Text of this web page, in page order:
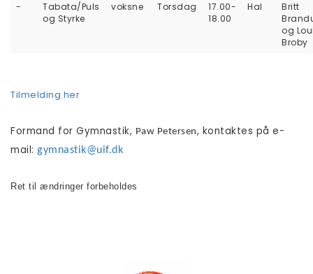
-
Tabata/Puls
og Styrke
voksne Torsdag
17.00-
18.00
Hal
Britt
og
Broby
Tilmelding her
Formand for Gymnastik, Paw Petersen, kontaktes på e-
mail: gymnastik@uif.dk
Ret til ændringer forbeholdes